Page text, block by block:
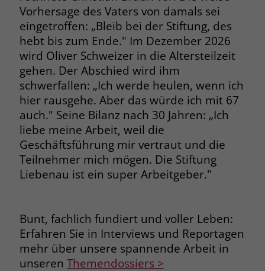
Vorhersage des Vaters von damals sei
eingetroffen: „Bleib bei der Stiftung, des
hebt bis zum Ende." Im Dezember 2026
wird Oliver Schweizer in die Altersteilzeit
gehen. Der Abschied wird ihm
schwerfallen: „Ich werde heulen, wenn ich
hier rausgehe. Aber das würde ich mit 67
auch." Seine Bilanz nach 30 Jahren: „Ich
liebe meine Arbeit, weil die
Geschäftsführung mir vertraut und die
Teilnehmer mich mögen. Die Stiftung
Liebenau ist ein super Arbeitgeber."
Bunt, fachlich fundiert und voller Leben:
Erfahren Sie in Interviews und Reportagen
mehr über unsere spannende Arbeit in
unseren Themendossiers >